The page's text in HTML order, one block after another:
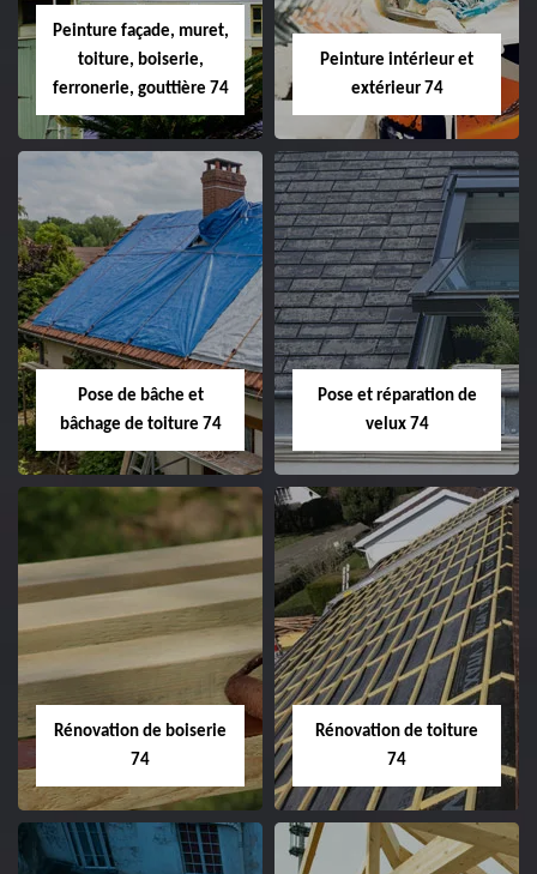
Peinture façade, muret,
toiture, boiserie,
ferronerie, gouttière 74
Peinture intérieur et
extérieur 74
Pose de bâche et
bâchage de toiture 74
Pose et réparation de
velux 74
Rénovation de boiserie
74
Rénovation de toiture
74